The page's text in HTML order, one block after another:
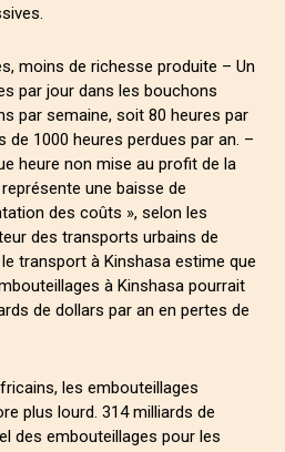
moins de richesse produite – Un
par jour dans les bouchons
par semaine, soit 80 heures par
de 1000 heures perdues par an. –
heure non mise au profit de la
une baisse de
des coûts », selon les
des transports urbains de
transport à Kinshasa estime que
à Kinshasa pourrait
de dollars par an en pertes de
les embouteillages
plus lourd. 314 milliards de
des embouteillages pour les